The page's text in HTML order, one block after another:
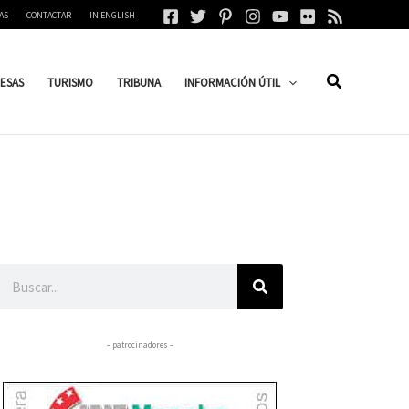
CONTACTAR IN ENGLISH
TURISMO TRIBUNA INFORMACIÓN ÚTIL
– patrocinadores –